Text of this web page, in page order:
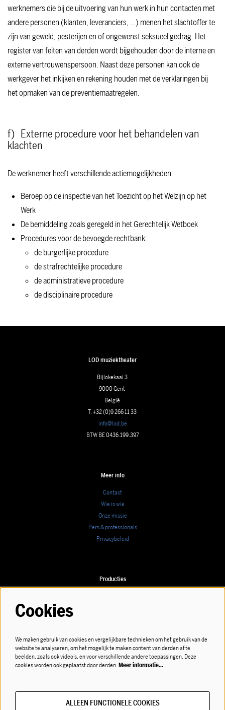
werknemers die bij de uitvoering van hun werk in hun contacten met
andere personen (klanten, leveranciers, …) menen het slachtoffer te
zijn van geweld, pesterijen en of ongewenst seksueel gedrag. Het
register van feiten van derden wordt bijgehouden door de interne en
externe vertrouwenspersoon. Naast deze personen kan ook de
werkgever het inkijken en rekening houden met de verklaringen bij
het opmaken van de preventiemaatregelen.
f) Externe procedure voor het behandelen van
klachten
De werknemer heeft verschillende actiemogelijkheden:
Beroep op de inspectie van het Toezicht op het Welzijn op het
Werk
De bemiddeling zoals geregeld in het Gerechtelijk Wetboek
Procedures voor de bevoegde rechtbank:
de burgerlijke procedure
de strafrechtelijke procedure
de administratieve procedure
de disciplinaire procedure
LOD muziektheater
Bijlokekaai 3
9000 Gent
België
T. +32 (0)9 266 11 33
info@lod.be
BTW BE 0436.199.397
Meer info
Contact
Wie is wie
Onze missie
Pers & professionals
Privacybeleid
Producties
Volg ons
Meld je aan voor de nieuwsbrief!
Cookies
We maken gebruik van cookies en vergelijkbare technieken om het gebruik van de
website te analyseren, om het mogelijk te maken content van derden af te
beelden, zoals ook video’s, en voor verschillende andere toepassingen. Deze
cookies worden ook geplaatst door derden.Meer informatie…
ALLEEN FUNCTIONELE COOKIES